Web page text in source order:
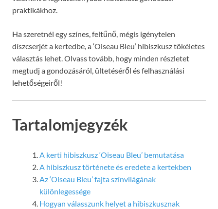
praktikákhoz.
Ha szeretnél egy színes, feltűnő, mégis igénytelen
díszcserjét a kertedbe, a ‘Oiseau Bleu’ hibiszkusz tökéletes
választás lehet. Olvass tovább, hogy minden részletet
megtudj a gondozásáról, ültetéséről és felhasználási
lehetőségeiről!
Tartalomjegyzék
A kerti hibiszkusz ‘Oiseau Bleu’ bemutatása
A hibiszkusz története és eredete a kertekben
Az ‘Oiseau Bleu’ fajta színvilágának
különlegessége
Hogyan válasszunk helyet a hibiszkusznak